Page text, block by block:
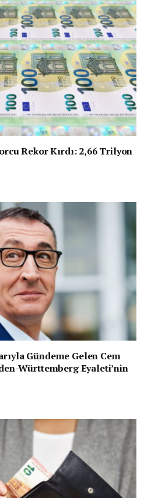
Rekor Kırdı: 2,66 Trilyon
Gündeme Gelen Cem
Württemberg Eyaleti’nin